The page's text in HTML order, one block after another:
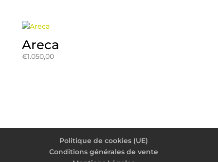
Areca
€1.050,00
Politique de cookies (UE)
Conditions générales de vente